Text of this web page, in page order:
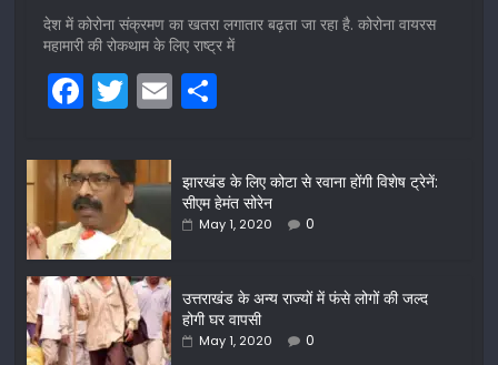
देश में कोरोना संक्रमण का खतरा लगातार बढ़ता जा रहा है. कोरोना वायरस
महामारी की रोकथाम के लिए राष्ट्र में
F
a
c
e
b
o
o
k
T
w
itt
er
E
m
ar
e
झारखंड के लिए कोटा से रवाना होंगी विशेष ट्रेनें:
सीएम हेमंत सोरेन
May 1, 2020 0
उत्तराखंड के अन्य राज्यों में फंसे लोगों की जल्द
होगी घर वापसी
May 1, 2020 0